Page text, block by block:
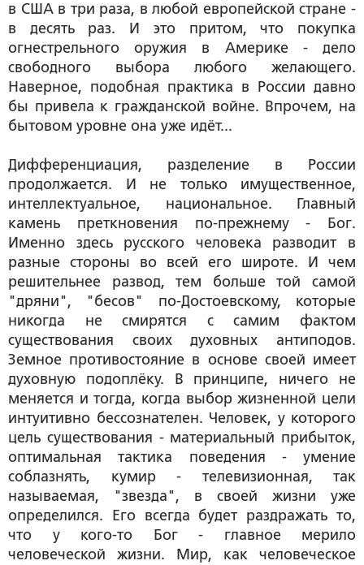
в США в три раза, в любой европейской стране -
в десять раз. И это притом, что покупка
огнестрельного оружия в Америке - дело
свободного выбора любого желающего.
Наверное, подобная практика в России давно
бы привела к гражданской войне. Впрочем, на
бытовом уровне она уже идёт...
Дифференциация, разделение в России
продолжается. И не только имущественное,
интеллектуальное, национальное. Главный
камень преткновения по-прежнему - Бог.
Именно здесь русского человека разводит в
разные стороны во всей его широте. И чем
решительнее развод, тем больше той самой
"дряни", "бесов" по-Достоевскому, которые
никогда не смирятся с самим фактом
существования своих духовных антиподов.
Земное противостояние в основе своей имеет
духовную подоплёку. В принципе, ничего не
меняется и тогда, когда выбор жизненной цели
интуитивно бессознателен. Человек, у которого
цель существования - материальный прибыток,
оптимальная тактика поведения - умение
соблазнять, кумир - телевизионная, так
называемая, "звезда", в своей жизни уже
определился. Его всегда будет раздражать то,
что у кого-то Бог - главное мерило
человеческой жизни. Мир, как человеческое